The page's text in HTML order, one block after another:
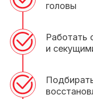
головы
Работать
и